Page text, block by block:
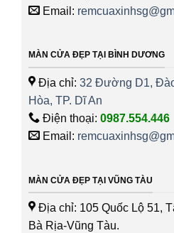
Email:
MÀN CỬA ĐẸP TẠI BÌNH DƯƠNG
Địa chỉ: 32 Đường D1,
Hòa, TP. Dĩ An
Điện thoại: 0987.554.446
Email:
MÀN CỬA ĐẸP TẠI VŨNG TÀU
Địa chỉ: 105 Quốc Lộ 51,
Bà Rịa-Vũng Tàu.